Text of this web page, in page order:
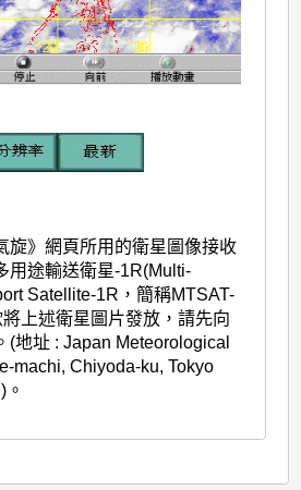
旋》網頁所用的衛星圖像接收
用途輸送衛星-1R(Multi-
Satellite-1R，簡稱MTSAT-
上述衛星圖片發放，請先向
(地址 : Japan Meteorological
machi, Chiyoda-ku, Tokyo